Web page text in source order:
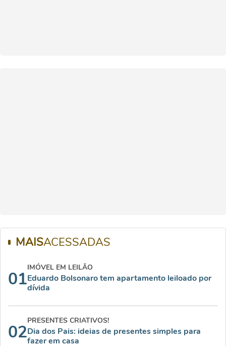
MAISACESSADAS
01
IMÓVEL EM LEILÃO
Eduardo Bolsonaro tem apartamento leiloado por
dívida
02
PRESENTES CRIATIVOS!
Dia dos Pais: ideias de presentes simples para
fazer em casa